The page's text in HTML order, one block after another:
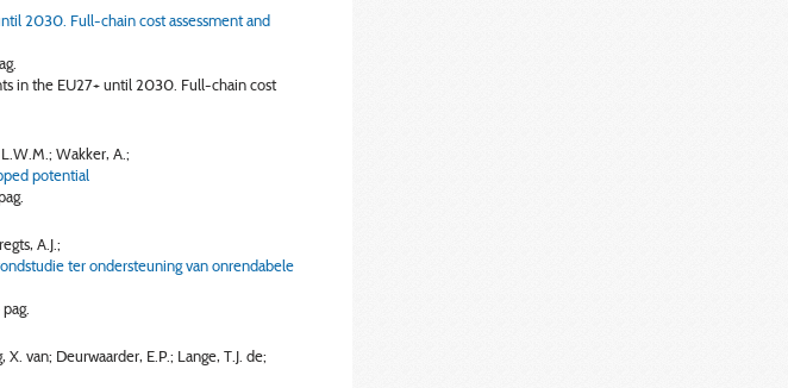
2030. Full-chain cost assessment and
in the EU27+ until 2030. Full-chain cost
Wakker, A.;
potential
A.J.;
ter ondersteuning van onrendabele
van; Deurwaarder, E.P.; Lange, T.J. de;